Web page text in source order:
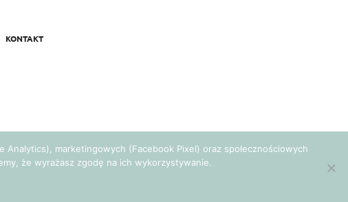
KONTAKT
marketingowych (Facebook Pixel) oraz społecznościowych
że wyrażasz zgodę na ich wykorzystywanie.